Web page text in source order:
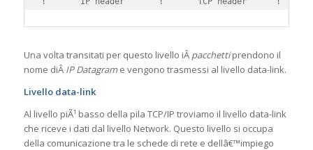
Una volta transitati per questo livello iÂ pacchettiprendono il
nome diÂ IP Datagrame vengono trasmessi al livello data-link.
Livello data-link
Al livello piÃ¹ basso della pila TCP/IP troviamo il livello data-link
che riceve i dati dal livello Network. Questo livello si occupa
della comunicazione tra le schede di rete e dellâ€™impiego